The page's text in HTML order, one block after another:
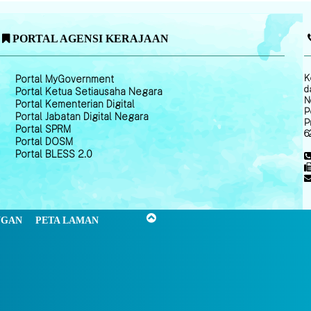
PORTAL AGENSI KERAJAAN
Portal MyGovernment
Portal Ketua Setiausaha Negara
Portal Kementerian Digital
Portal Jabatan Digital Negara
Portal SPRM
Portal DOSM
Portal BLESS 2.0
PETA LAMAN